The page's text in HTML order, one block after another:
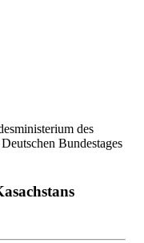
des
Bundestages